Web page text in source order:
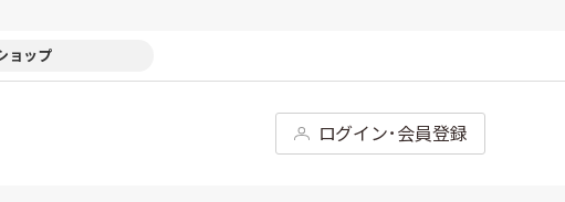
ョップ
ログイン･会員登録